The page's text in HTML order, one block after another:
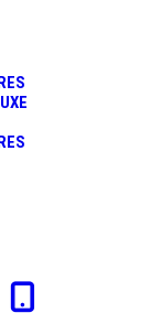
KAMUI
DE
!